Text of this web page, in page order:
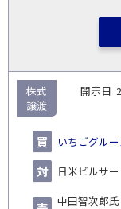
いちごグル
日米ビルサ
中田智次郎
株式
譲渡